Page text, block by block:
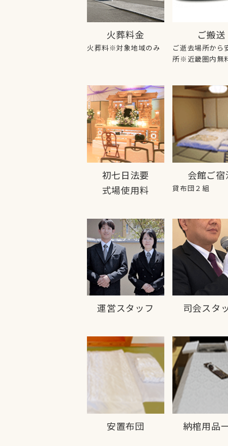
火葬料金
火葬料※対象地域のみ
ご搬送
ご逝去場所から
所※近畿圏内無
初七日法要
式場使用料
会館ご宿
貸布団２組
運営スタッフ 司会スタ
安置布団 納棺用品